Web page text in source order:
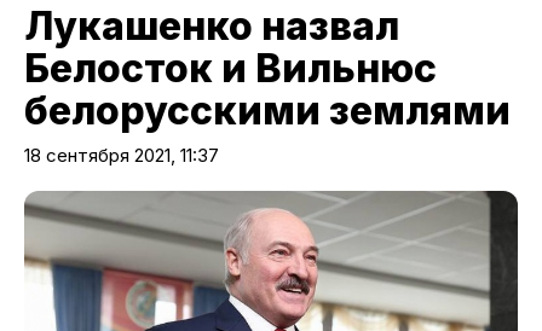
Лукашенко назвал
Белосток и Вильнюс
белорусскими землями
18 сентября 2021, 11:37